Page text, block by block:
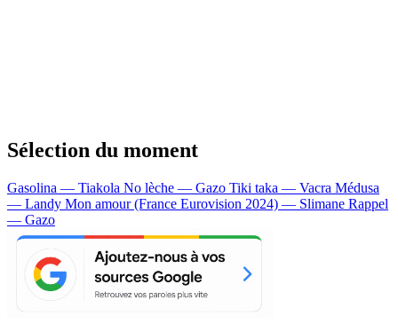
Sélection du moment
Gasolina — Tiakola No lèche — Gazo Tiki taka — Vacra Médusa
— Landy Mon amour (France Eurovision 2024) — Slimane Rappel
— Gazo